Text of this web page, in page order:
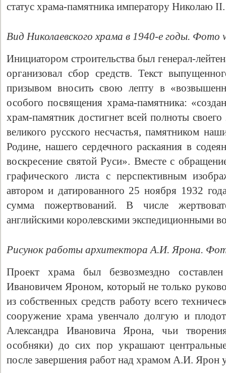
статус храма-памятника императору Николаю
Вид Николаевского храма в 1940-е годы. Фото
Инициатором строительства был генерал-
организовал сбор средств. Текст
призывом вносить свою лепту в
особого посвящения храма-памятника:
храм-памятник достигнет всей полноты
великого русского несчастья, памятником
Родине, нашего сердечного раскаяния в
воскресение святой Руси». Вместе с
графического листа с перспективным
автором и датированного 25 ноября 1932
сумма пожертвований. В числе
английскими королевскими экспедиционными
Рисунок работы архитектора А.И. Ярона.
Проект храма был безвозмездно
Ивановичем Яроном, который не только
из собственных средств работу всего
сооружение храма увенчало долгую и
Александра Ивановича Ярона, чьи
особняки) до сих пор украшают
после завершения работ над храмом А.И. Ярон